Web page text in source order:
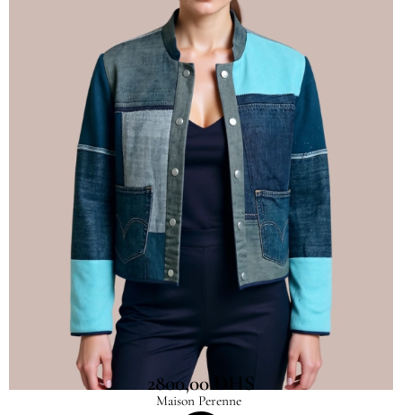
Veste cachemire et Jean 002
Maison Perenne
2800,00DHS